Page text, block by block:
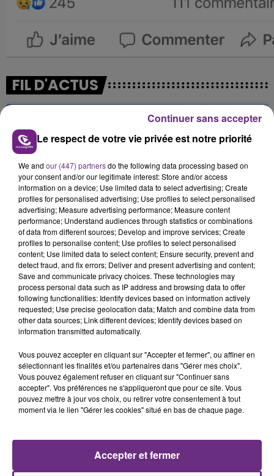
FIL D'ACTUS
SI TOUT LE MONDE FAIT ÇA, MOI L'ANNÉE
PROCHAINE JE VENDANGE EN...
La vendange en Champagne a débuté ce jeudi 6
août dans la commune de Montgueux (Aube). Du
jamais vu !
L'INSPECTION DU TRAVAIL RAPPELLE À
L'ORDRE SUR LES CONDITIONS DE...
Alors que les dates de début des vendange 2026
s'est avéré être plus précoce que prévu,
les conditions de...
TITRES DIFFUSÉS
Le respect de votre vie privée est notre priorité
We and our (447) partnersdo the following data processing based on
your consent and/or our legitimate interest: Store and/or access
information on a device; Use limited data to select advertising; Create
profiles for personalised advertising; Use profiles to select personalised
advertising; Measure advertising performance; Measure content
performance; Understand audiences through statistics or combinations
of data from different sources; Develop and improve services; Create
profiles to personalise content; Use profiles to select personalised
content; Use limited data to select content; Ensure security, prevent and
detect fraud, and fix errors; Deliver and present advertising and content;
Save and communicate privacy choices. These technologies may
process personal data such as IP address and browsing data to offer
following functionalities: Identify devices based on information actively
requested; Use precise geolocation data; Match and combine data from
other data sources; Link different devices; Identify devices based on
information transmitted automatically.
Vous pouvez accepter en cliquant sur "Accepter et fermer", ou affiner en
sélectionnant les finalités et/ou partenaires dans "Gérer mes choix".
Vous pouvez également refuser en cliquant sur "Continuer sans
accepter". Vos préférences ne s'appliqueront que pour ce site. Vous
pouvez mettre à jour vos choix, ou retirer votre consentement à tout
moment via le lien "Gérer les cookies" situé en bas de chaque page.
Accepter et fermer
Continuer sans accepter